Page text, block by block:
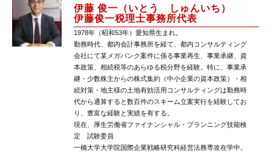
伊藤 俊一（いとう しゅんいち）
伊藤俊一税理士事務所代表
1978年（昭和53年）愛知県生まれ。
勤務時代、都内会計事務所を経て、都内コンサルティング
会社にて某メガバンク案件に係る事業再生、事業承継、資
本政策、相続税等のあらゆる税分野を経験。特に、事業承
継・少数株主からの株式集約（中小企業の資本政策）・相
続対策・地主様の土地有効活用コンサルティングは勤務時
代から通算すると数百件のスキーム立案実行を経験してお
り、豊富な経験と実績を有する。
現在、厚生労働省ファイナンシャル・プランニング技能検
定 試験委員
一橋大学大学院国際企業戦略研究科経営法務専攻在学中。